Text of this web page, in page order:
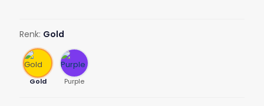
Renk: Gold
Gold Purple